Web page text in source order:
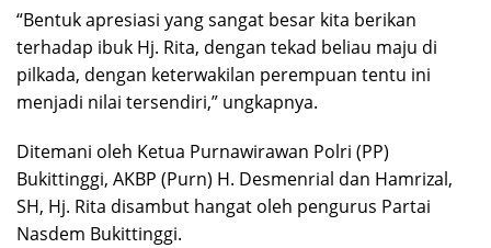
“Bentuk apresiasi yang sangat besar kita berikan
terhadap ibuk Hj. Rita, dengan tekad beliau maju di
pilkada, dengan keterwakilan perempuan tentu ini
menjadi nilai tersendiri,” ungkapnya.
Ditemani oleh Ketua Purnawirawan Polri (PP)
Bukittinggi, AKBP (Purn) H. Desmenrial dan Hamrizal,
SH, Hj. Rita disambut hangat oleh pengurus Partai
Nasdem Bukittinggi.